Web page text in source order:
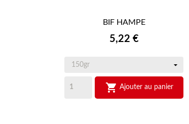
APERÇU RAPIDE
BIF HAMPE
Prix
5,22 €
 Ajouter au panier